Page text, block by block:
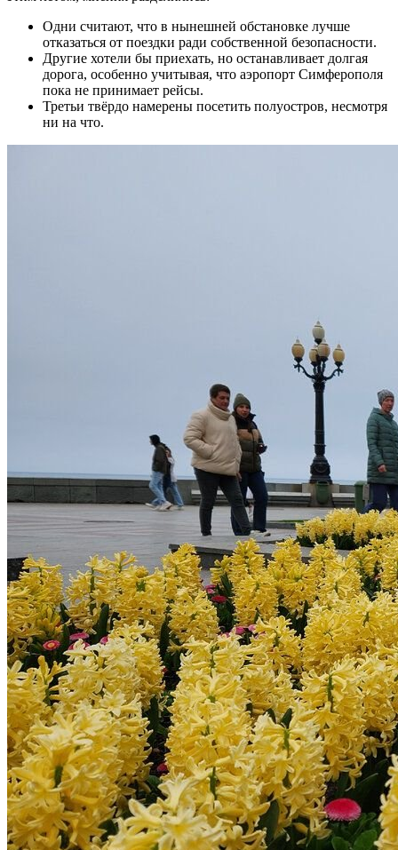
Одни считают, что в нынешней обстановке лучше
отказаться от поездки ради собственной безопасности.
Другие хотели бы приехать, но останавливает долгая
дорога, особенно учитывая, что аэропорт Симферополя
пока не принимает рейсы.
Третьи твёрдо намерены посетить полуостров, несмотря
ни на что.